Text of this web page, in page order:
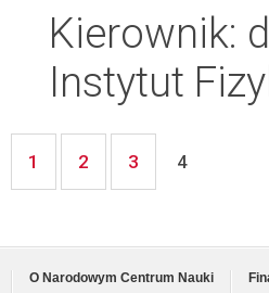
Kierownik:
Instytut
1 2 3 4
O Narodowym Centrum Nauki